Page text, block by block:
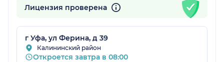
Лицензия проверена
г Уфа, ул Ферина, д 39
Калининский район
Откроется завтра в 08:00